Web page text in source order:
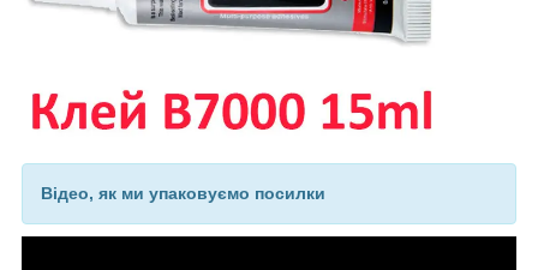
Відео, як ми упаковуємо посилки